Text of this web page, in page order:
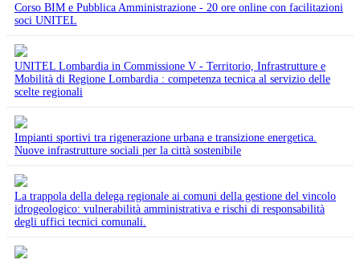
Corso BIM e Pubblica Amministrazione - 20 ore online con facilitazioni
soci UNITEL
UNITEL Lombardia in Commissione V - Territorio, Infrastrutture e
Mobilità di Regione Lombardia : competenza tecnica al servizio delle
scelte regionali
Impianti sportivi tra rigenerazione urbana e transizione energetica.
Nuove infrastrutture sociali per la città sostenibile
La trappola della delega regionale ai comuni della gestione del vincolo
idrogeologico: vulnerabilità amministrativa e rischi di responsabilità
degli uffici tecnici comunali.